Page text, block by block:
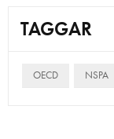
TAGGAR
OECD NSPA